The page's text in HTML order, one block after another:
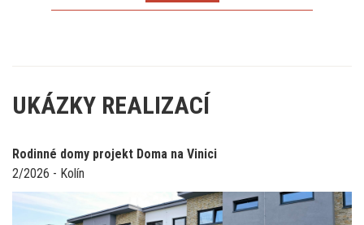
UKÁZKY REALIZACÍ
Rodinné domy projekt Doma na Vinici
2/2026 - Kolín